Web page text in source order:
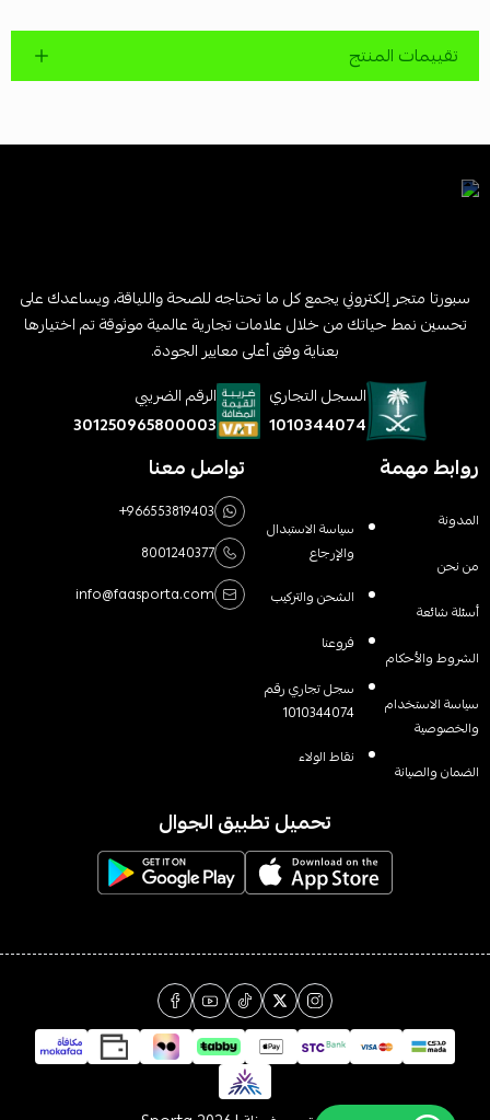
تقييمات المنتج
سبورتا متجر إلكتروني يجمع كل ما تحتاجه للصحة واللياقة، ويساعدك على
تحسين نمط حياتك من خلال علامات تجارية عالمية موثوقة تم اختيارها
بعناية وفق أعلى معايير الجودة.
السجل التجاري
1010344074
الرقم الضريبي
301250965800003
روابط مهمة
المدونة
من نحن
أسئلة شائعة
الشروط والأحكام
سياسة الاستخدام
والخصوصية
الضمان والصيانة
سياسة الاستبدال
والإرجاع
الشحن والتركيب
فروعنا
سجل تجاري رقم
1010344074
نقاط الولاء
تواصل معنا
+966553819403
8001240377
info@faasporta.com
تحميل تطبيق الجوال